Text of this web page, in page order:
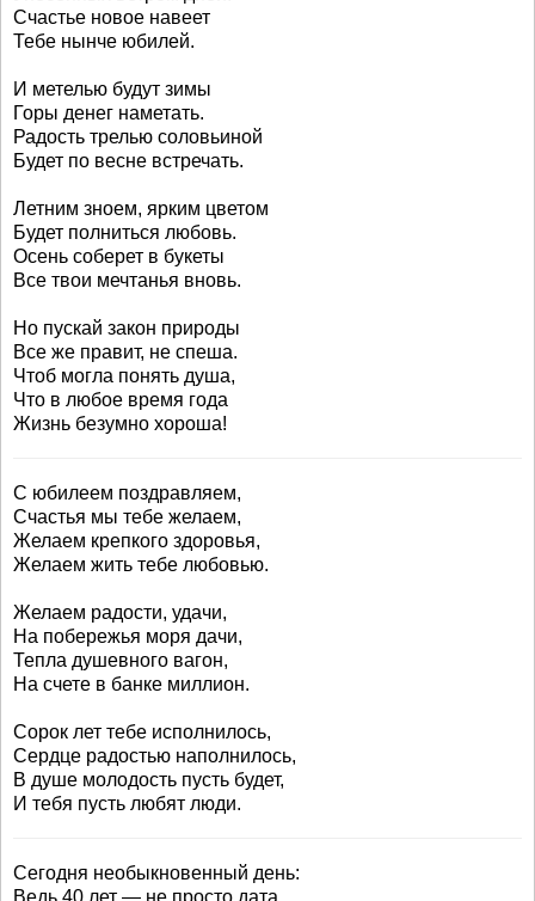
Счастье новое навеет
Тебе нынче юбилей.
И метелью будут зимы
Горы денег наметать.
Радость трелью соловьиной
Будет по весне встречать.
Летним зноем, ярким цветом
Будет полниться любовь.
Осень соберет в букеты
Все твои мечтанья вновь.
Но пускай закон природы
Все же правит, не спеша.
Чтоб могла понять душа,
Что в любое время года
Жизнь безумно хороша!
С юбилеем поздравляем,
Счастья мы тебе желаем,
Желаем крепкого здоровья,
Желаем жить тебе любовью.
Желаем радости, удачи,
На побережья моря дачи,
Тепла душевного вагон,
На счете в банке миллион.
Сорок лет тебе исполнилось,
Сердце радостью наполнилось,
В душе молодость пусть будет,
И тебя пусть любят люди.
Сегодня необыкновенный день:
Ведь 40 лет — не просто дата.